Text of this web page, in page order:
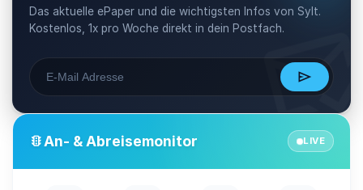
?
?
Das aktuelle ePaper und die wichtigsten Infos von Sylt.
Kostenlos, 1x pro Woche direkt in dein Postfach.
send
trafficAn- & Abreisemonitor LIVE